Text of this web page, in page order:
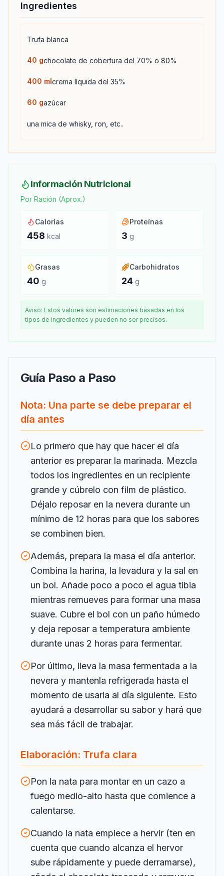
Ingredientes
Trufa blanca
40 gchocolate de cobertura del 70% o 80%
400 mlcrema líquida del 35%
60 gazúcar
una mica de whisky, ron, etc..
Información Nutricional
Por Ración (Aprox.)
Calorías
458 kcal
Proteínas
3 g
Grasas
40 g
Carbohidratos
24 g
Aviso: Estos valores son estimaciones basadas en los
tipos de ingredientes y pueden no ser precisos.
Guía Paso a Paso
Nota: Una parte se debe preparar el
día antes
Lo primero que hay que hacer el día
anterior es preparar la marinada. Mezcla
todos los ingredientes en un recipiente
grande y cúbrelo con film de plástico.
Déjalo reposar en la nevera durante un
mínimo de 12 horas para que los sabores
se combinen bien.
Además, prepara la masa el día anterior.
Combina la harina, la levadura y la sal en
un bol. Añade poco a poco el agua tibia
mientras remueves para formar una masa
suave. Cubre el bol con un paño húmedo
y deja reposar a temperatura ambiente
durante unas 2 horas para fermentar.
Por último, lleva la masa fermentada a la
nevera y mantenla refrigerada hasta el
momento de usarla al día siguiente. Esto
ayudará a desarrollar su sabor y hará que
sea más fácil de trabajar.
Elaboración: Trufa clara
Pon la nata para montar en un cazo a
fuego medio-alto hasta que comience a
calentarse.
Cuando la nata empiece a hervir (ten en
cuenta que cuando alcanza el hervor
sube rápidamente y puede derramarse),